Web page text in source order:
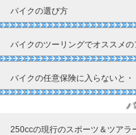
バイクの選び方
バイクのツーリングでオススメの
バイクの任意保険に入らないと・
250ccの現行のスポーツ＆ツアラ